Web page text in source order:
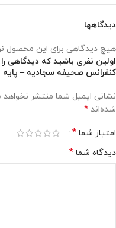
دیدگاهها
هیچ دیدگاهی برای این محصول
کنفرانس صحیفه سجادیه – پایه
نشانی ایمیل شما منتشر
شده‌اند *
امتیاز شما *
دیدگاه شما *